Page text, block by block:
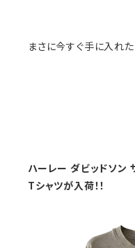
まさに今すぐ手に入れ
ハーレー ダビッドソン
Tシャツが入荷！！